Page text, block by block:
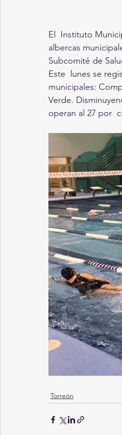
El  Instituto
albercas
Subcomité de
Este  lunes se
municipales:
Verde.
operan al 27 por
Torreón